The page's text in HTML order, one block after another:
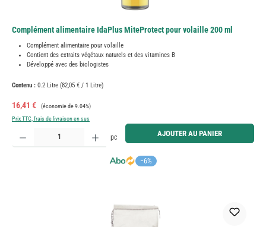
Complément alimentaire IdaPlus MiteProtect pour volaille 200 ml
Complément alimentaire pour volaille
Contient des extraits végétaux naturels et des vitamines B
Développé avec des biologistes
Contenu : 0.2 Litre (82,05 € / 1 Litre)
Prix de vente :
16,41 € Prix régulier :
(économie de 9.04%)
Prix TTC, frais de livraison en sus
−6%
Quantité de produit : Entrez la quantité souhaitée ou utilisez les boutons pour augmenter ou
pc AJOUTER AU PANIER